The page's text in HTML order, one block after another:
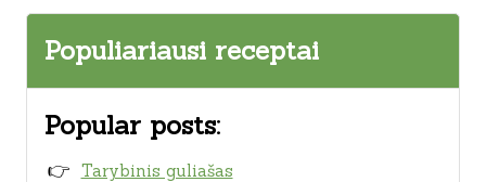
Populiariausi receptai
Popular posts:
Tarybinis guliašas